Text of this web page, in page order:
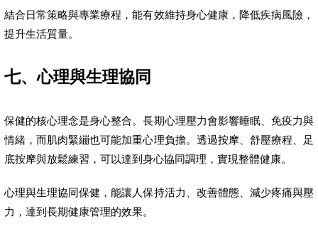
結合日常策略與專業療程，能有效維持身心健康，降低疾病風險，
提升生活質量。
七、心理與生理協同
保健的核心理念是身心整合。長期心理壓力會影響睡眠、免疫力與
情緒，而肌肉緊繃也可能加重心理負擔。透過按摩、舒壓療程、足
底按摩與放鬆練習，可以達到身心協同調理，實現整體健康。
心理與生理協同保健，能讓人保持活力、改善體態、減少疼痛與壓
力，達到長期健康管理的效果。